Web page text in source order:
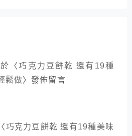
於〈巧克力豆餅乾 還有19種
鬆做〉發佈留言
巧克力豆餅乾 還有19種美味